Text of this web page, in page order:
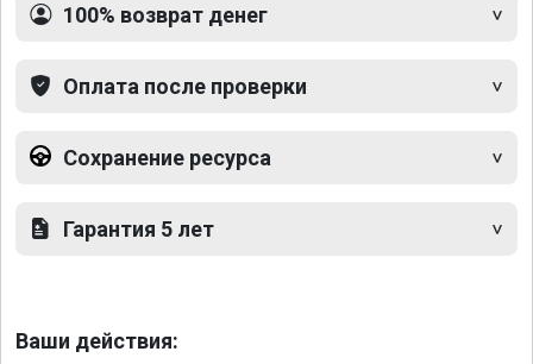
100% возврат денег
Оплата после проверки
Сохранение ресурса
Гарантия 5 лет
Ваши действия: